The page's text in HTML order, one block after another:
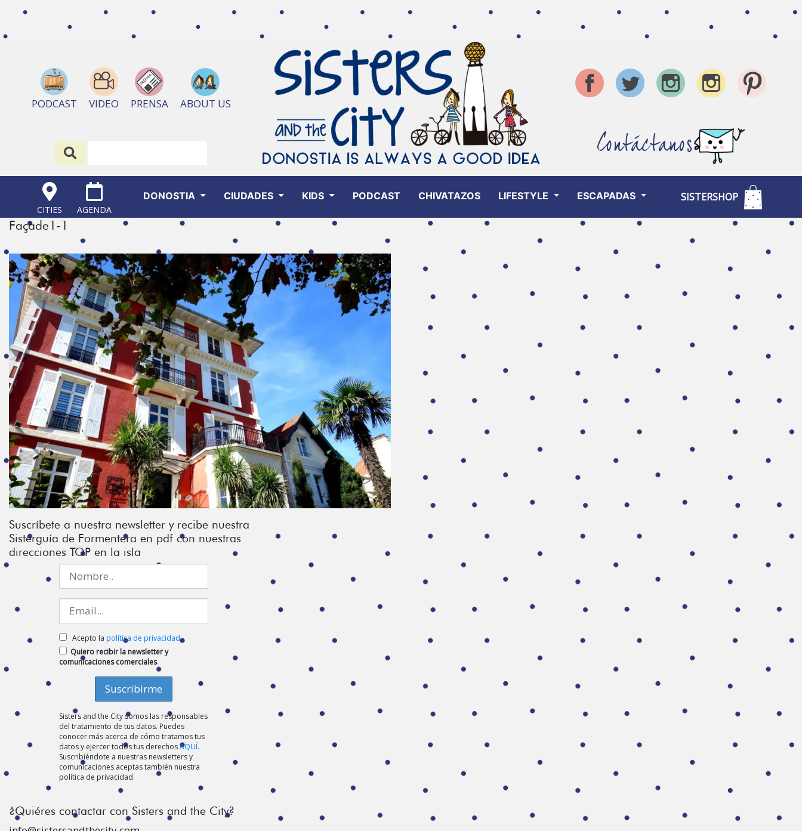
PODCAST VIDEO PRENSA ABOUT US
Contáctanos
CITIES AGENDA
DONOSTIA CIUDADES KIDS PODCAST CHIVATAZOS LIFESTYLE ESCAPADAS SISTERSHOP
Façade1-1
Suscríbete a nuestra newsletter y recibe nuestra
Sisterguía de Formentera en pdf con nuestras
direcciones TOP en la isla
Acepto la política de privacidad
Quiero recibir la newsletter y
comunicaciones comerciales
Sisters and the City somos las responsables
del tratamiento de tus datos. Puedes
conocer más acerca de cómo tratamos tus
datos y ejercer todos tus derechosAQUÍ.
Suscribiéndote a nuestras newsletters y
comunicaciones aceptas también nuestra
política de privacidad.
¿Quiéres contactar con Sisters and the City?